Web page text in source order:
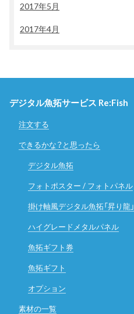
2017年5月
2017年4月
デジタル魚拓サービス Re:Fish
注文する
できるかな？と思ったら
デジタル魚拓
フォトポスター / フォトパネル
掛け軸風デジタル魚拓「昇り龍」
ハイグレードメタルパネル
魚拓ギフト券
魚拓ギフト
オプション
素材の一覧